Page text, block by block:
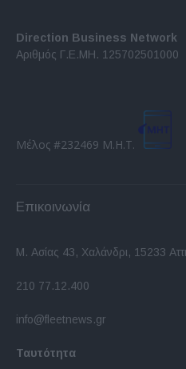
Direction Business Network
Αριθμός Γ.Ε.ΜΗ. 125702501000
Μέλος #232469 Μ.Η.Τ.
Επικοινωνία
Μ. Ασίας 43, Χαλάνδρι, 15233
210 77.12.400
info@fleetnews.gr
Ταυτότητα